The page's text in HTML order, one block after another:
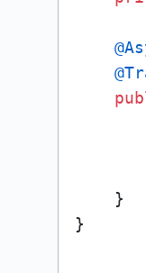
    }